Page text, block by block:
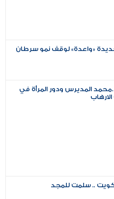
«واعدة» لوقف نمو سرطان
المديرس ودور المرأة في
.. سلمت للمجد